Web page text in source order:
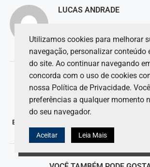
LUCAS ANDRADE
artigo anterior
Marko expressa confiança da McLaren
próximo artigo
Ex-presidente da Ferrari faz elogios a Leclerc
menciona Hamilton.
Utilizamos cookies para melhorar
navegação, personalizar conteúdo
do site. Ao continuar navegando
concorda com o uso de cookies
nossa Política de Privacidade.
preferências a qualquer momento
do seu navegador.
Aceitar Leia Mais